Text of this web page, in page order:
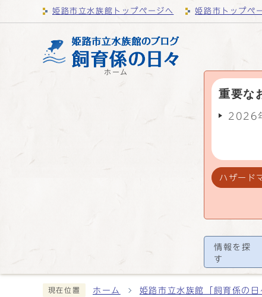
姫路市立水族館トップページへ 姫路市トップペ
ホーム
重要な
2026
ハザード
情報を探
す
現在位置 ホーム 姫路市立水族館「飼育係の日